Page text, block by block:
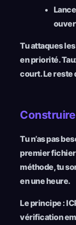
Tu attaques
en priorité.
court. Le reste
Tu n’as pas
premier
méthode, tu
en une heure.
Le principe :
vérification